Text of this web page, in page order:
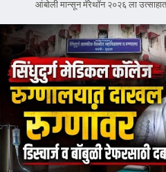
आंबोली मान्सून मॅरेथॉन २०२६ ला